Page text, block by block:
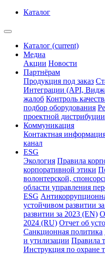
Каталог
Каталог (current)
Медиа
Акции Новости
Партнёрам
Продукция под заказ
Интеграции (API,
жалоб Контроль
подбор оборудования
проектной дистрибуции
Коммуникация
Контактная
канал
ESG
Экология Правила
корпоративной этики
волонтерской,
области управления
ESG
устойчивом развитии
развитии за 2023 (EN)
2024 (RU) Отчет об
Санкционная политика
и утилизации Правила
Инструкция по охране